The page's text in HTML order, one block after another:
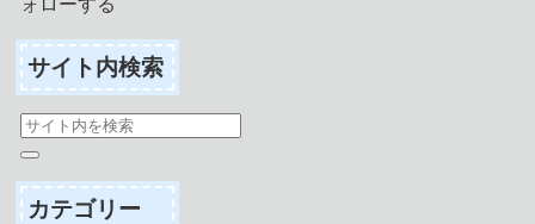
サイト内検索
カテゴリー